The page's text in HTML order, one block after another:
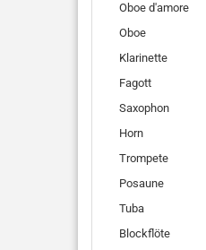
Oboe d'amore
Oboe
Klarinette
Fagott
Saxophon
Horn
Trompete
Posaune
Tuba
Blockflöte